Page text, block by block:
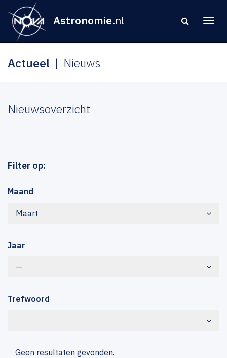
Astronomie.nl
Actueel Nieuws
Nieuwsoverzicht
Filter op:
Maand
Maart
Jaar
—
Trefwoord
Geen resultaten gevonden.